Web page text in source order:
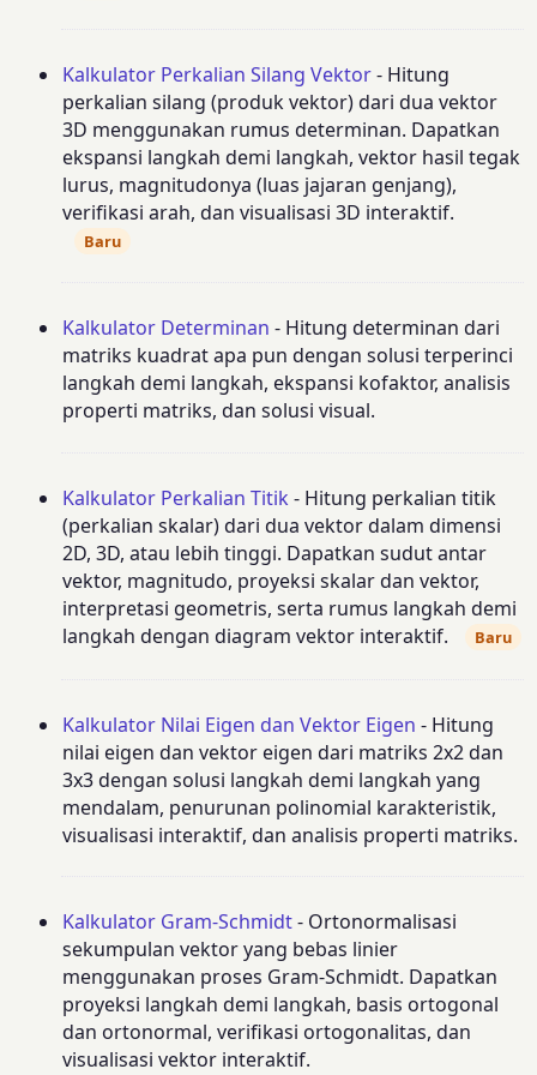
Kalkulator Perkalian Silang Vektor- Hitung
perkalian silang (produk vektor) dari dua vektor
3D menggunakan rumus determinan. Dapatkan
ekspansi langkah demi langkah, vektor hasil tegak
lurus, magnitudonya (luas jajaran genjang),
verifikasi arah, dan visualisasi 3D interaktif.
Baru
Kalkulator Determinan - Hitung determinan dari
matriks kuadrat apa pun dengan solusi terperinci
langkah demi langkah, ekspansi kofaktor, analisis
properti matriks, dan solusi visual.
Kalkulator Perkalian Titik - Hitung perkalian titik
(perkalian skalar) dari dua vektor dalam dimensi
2D, 3D, atau lebih tinggi. Dapatkan sudut antar
vektor, magnitudo, proyeksi skalar dan vektor,
interpretasi geometris, serta rumus langkah demi
langkah dengan diagram vektor interaktif.
Baru
Kalkulator Nilai Eigen dan Vektor Eigen - Hitung
nilai eigen dan vektor eigen dari matriks 2x2 dan
3x3 dengan solusi langkah demi langkah yang
mendalam, penurunan polinomial karakteristik,
visualisasi interaktif, dan analisis properti matriks.
Kalkulator Gram-Schmidt- Ortonormalisasi
sekumpulan vektor yang bebas linier
menggunakan proses Gram-Schmidt. Dapatkan
proyeksi langkah demi langkah, basis ortogonal
dan ortonormal, verifikasi ortogonalitas, dan
visualisasi vektor interaktif.